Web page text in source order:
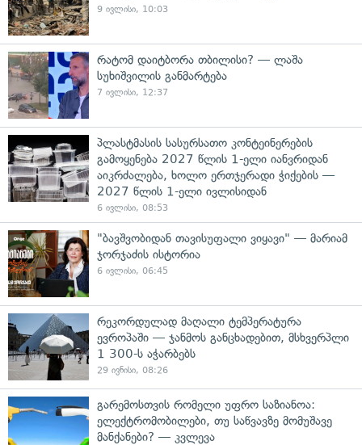
9 ივლისი, 10:03
რატომ დაიტბორა თბილისი? — ლაშა
სუხიშვილის განმარტება
7 ივლისი, 12:37
პლასტმასის სასურსათო კონტეინერების
გამოყენება 2027 წლის 1-ელი იანვრიდან
აიკრძალება, ხოლო ერთჯერადი ჭიქების —
2027 წლის 1-ელი ივლისიდან
6 ივლისი, 08:53
"ბავშვობიდან თავისუფალი ვიყავი" — მარიამ
ჯორჯაძის ისტორია
6 ივლისი, 06:45
რეკორდულად მაღალი ტემპერატურა
ევროპაში — ჯანმოს განცხადებით, მსხვერპლი
1 300-ს აჭარბებს
29 ივნისი, 08:26
გარემოსთვის რომელი უფრო საზიანოა:
ელექტრომობილები, თუ საწვავზე მომუშავე
მანქანები? — კვლევა